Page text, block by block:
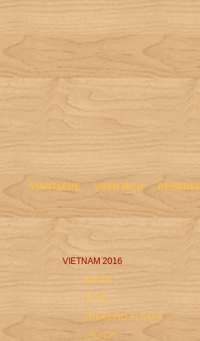
STARTSEITE ÜBER MICH
VIETNAM 2016
HANOI
SA PA
TREKKING IN SAPA
LAO CAI